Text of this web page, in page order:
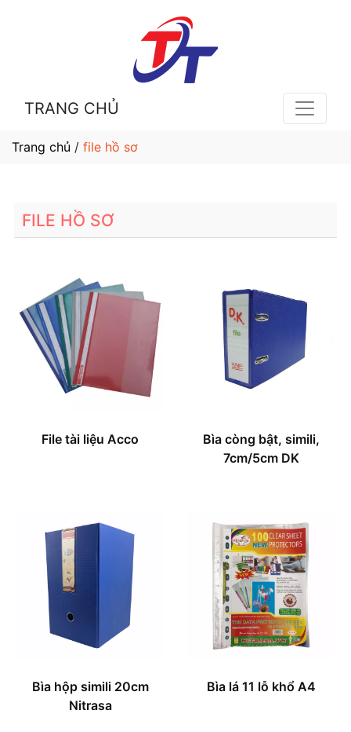
TRANG CHỦ
Trang chủ / file hồ sơ
FILE HỒ SƠ
File tài liệu Acco
Bìa còng bật, simili,
7cm/5cm DK
Bìa hộp simili 20cm
Nitrasa
Bìa lá 11 lỗ khổ A4